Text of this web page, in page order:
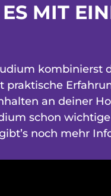
MIT
kombinierst
praktische
an deiner
schon
noch mehr